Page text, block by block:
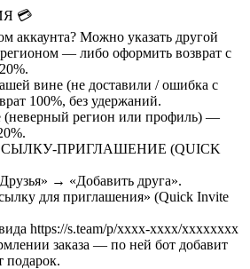
💳
аккаунта? Можно указать другой
— либо оформить возврат с
вине (не доставили / ошибка с
100%, без удержаний.
регион или профиль) —
ПРИГЛАШЕНИЕ (QUICK
→ «Добавить друга».
для приглашения» (Quick Invite
https://s.team/p/xxxx-xxxx/xxxxxxxx
заказа — по ней бот добавит
подарок.